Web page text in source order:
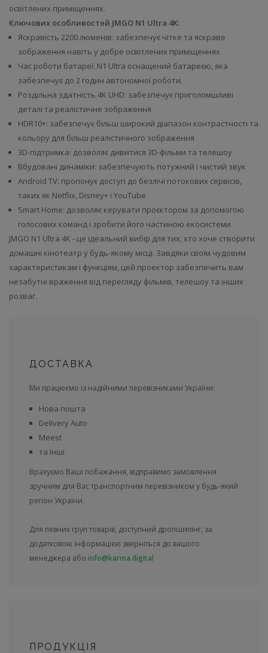
освітлених приміщеннях.
Ключових особливостей JMGO N1 Ultra 4K:
Яскравість 2200 люменів: забезпечує чітке та яскраве
зображення навіть у добре освітлених приміщеннях
Час роботи батареї: N1 Ultra оснащений батареєю, яка
забезпечує до 2 годин автономної роботи.
Роздільна здатність 4K UHD: забезпечує приголомшливі
деталі та реалістичне зображення
HDR10+: забезпечує більш широкий діапазон контрастності та
кольору для більш реалістичного зображення
3D-підтримка: дозволяє дивитися 3D-фільми та телешоу
Вбудовані динаміки: забезпечують потужний і чистий звук
Android TV: пропонує доступ до безлічі потокових сервісів,
таких як Netflix, Disney+ і YouTube
Smart Home: дозволяє керувати проєктором за допомогою
голосових команд і зробити його частиною екосистеми
JMGO N1 Ultra 4K - це ідеальний вибір для тих, хто хоче створити
домашні кінотеатр у будь-якому місці. Завдяки своїм чудовим
характеристикам і функціям, цей проектор забезпечить вам
незабутні враження від перегляду фільмів, телешоу та інших
розваг.
ДОСТАВКА
Ми працюємо із надійними перевізниками України:
Нова пошта
Delivery Auto
Meest
та інші
Врахуємо Ваші побажання, відправимо замовлення
зручним для Вас транспортним перевізником у будь-який
регіон України.
Для певних груп товарів, доступний дропшипінг, за
додатковою інформацією зверніться до вашого
менеджера або info@karma.digital
ПРОДУКЦІЯ